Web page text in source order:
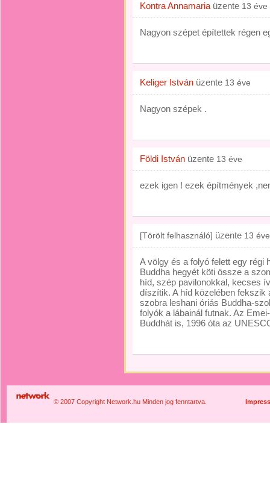
Kontra Annamaria üzente 13 éve
Nagyon szépet építettek régen
Keliger István üzente 13 éve
Nagyon szépek .
Földi István üzente 13 éve
ezek igen ! ezek építmények
[Törölt felhasználó] üzente 13 éve
A völgy és a folyó felett egy régi
Buddha hegyét köti össze a
híd, szép pavilonokkal, kecses
díszítik. A híd közelében fekszik
szobra leshani óriás Buddha-
folyók a lábainál futnak. Az
Buddhát is, 1996 óta az
© 2007 Copyright Network.hu Minden jog fenntartva.